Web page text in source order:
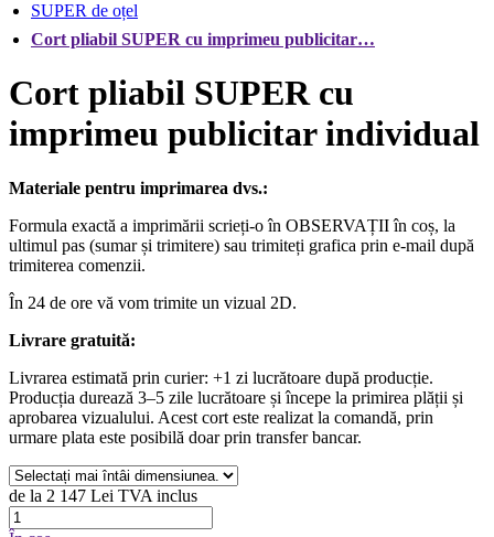
SUPER de oțel
Cort pliabil SUPER cu imprimeu publicitar…
Cort pliabil SUPER cu
imprimeu publicitar individual
Materiale pentru imprimarea dvs.:
Formula exactă a imprimării scrieți‑o în OBSERVAȚII în coș, la
ultimul pas (sumar și trimitere) sau trimiteți grafica prin e‑mail după
trimiterea comenzii.
În 24 de ore vă vom trimite un vizual 2D.
Livrare gratuită:
Livrarea estimată prin curier: +1 zi lucrătoare după producție.
Producția durează 3–5 zile lucrătoare și începe la primirea plății și
aprobarea vizualului. Acest cort este realizat la comandă, prin
urmare plata este posibilă doar prin transfer bancar.
de la 2 147 Lei TVA inclus